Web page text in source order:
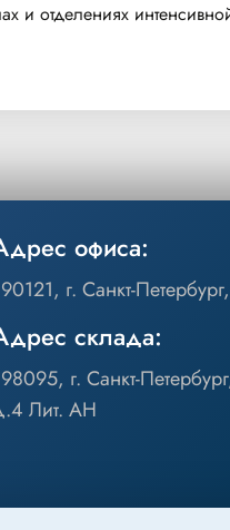
и отделениях
офиса:
г. Санкт-
склада:
г. Санкт-
Лит. АН